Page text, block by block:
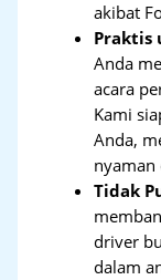
akibat
Praktis
Anda
acara
Kami
Anda,
nyaman
Tidak
driver
dalam